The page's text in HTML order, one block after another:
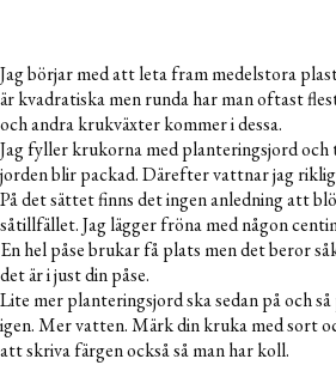
Jag börjar med att leta fram medelstora
är kvadratiska men runda har man oftast
och andra krukväxter kommer i dessa.
Jag fyller krukorna med planteringsjord
jorden blir packad. Därefter vattnar jag
På det sättet finns det ingen anledning att
såtillfället. Jag lägger fröna med någon
En hel påse brukar få plats men det beror
det är i just din påse.
Lite mer planteringsjord ska sedan på och
igen. Mer vatten. Märk din kruka med sort
att skriva färgen också så man har koll.